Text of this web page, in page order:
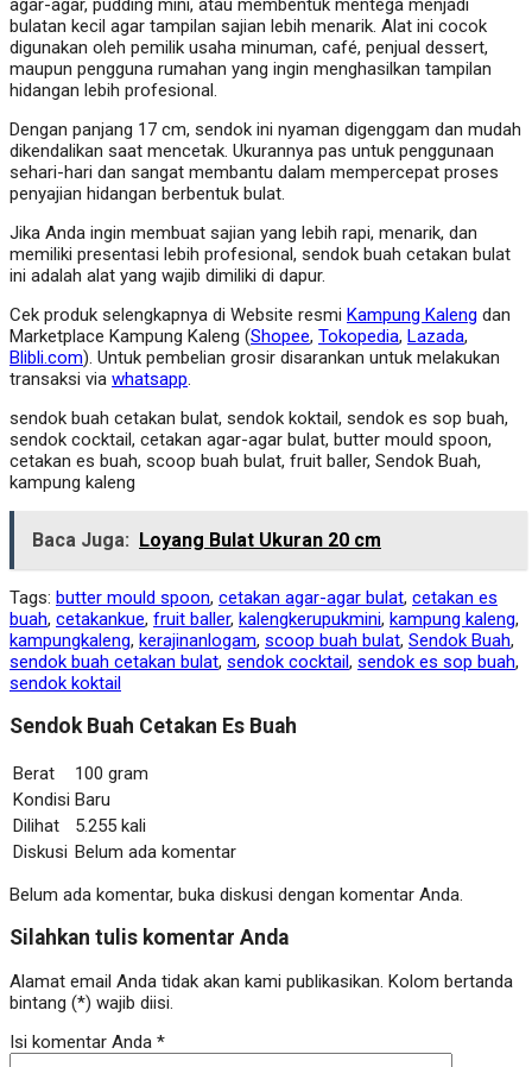
agar-agar, pudding mini, atau membentuk mentega menjadi
bulatan kecil agar tampilan sajian lebih menarik. Alat ini cocok
digunakan oleh pemilik usaha minuman, café, penjual dessert,
maupun pengguna rumahan yang ingin menghasilkan tampilan
hidangan lebih profesional.
Dengan panjang 17 cm, sendok ini nyaman digenggam dan mudah
dikendalikan saat mencetak. Ukurannya pas untuk penggunaan
sehari-hari dan sangat membantu dalam mempercepat proses
penyajian hidangan berbentuk bulat.
Jika Anda ingin membuat sajian yang lebih rapi, menarik, dan
memiliki presentasi lebih profesional, sendok buah cetakan bulat
ini adalah alat yang wajib dimiliki di dapur.
Cek produk selengkapnya di Website resmi Kampung Kaleng dan
Marketplace Kampung Kaleng (Shopee, Tokopedia, Lazada,
Blibli.com). Untuk pembelian grosir disarankan untuk melakukan
transaksi via whatsapp.
sendok buah cetakan bulat, sendok koktail, sendok es sop buah,
sendok cocktail, cetakan agar-agar bulat, butter mould spoon,
cetakan es buah, scoop buah bulat, fruit baller, Sendok Buah,
kampung kaleng
Baca Juga: Loyang Bulat Ukuran 20 cm
Tags: butter mould spoon, cetakan agar-agar bulat, cetakan es
buah, cetakankue, fruit baller, kalengkerupukmini, kampung kaleng,
kampungkaleng, kerajinanlogam, scoop buah bulat, Sendok Buah,
sendok buah cetakan bulat, sendok cocktail, sendok es sop buah,
sendok koktail
Sendok Buah Cetakan Es Buah
Berat
100 gram
Kondisi Baru
Dilihat
5.255 kali
Diskusi Belum ada komentar
Belum ada komentar, buka diskusi dengan komentar Anda.
Silahkan tulis komentar Anda
Alamat email Anda tidak akan kami publikasikan. Kolom bertanda
bintang (*) wajib diisi.
Isi komentar Anda *